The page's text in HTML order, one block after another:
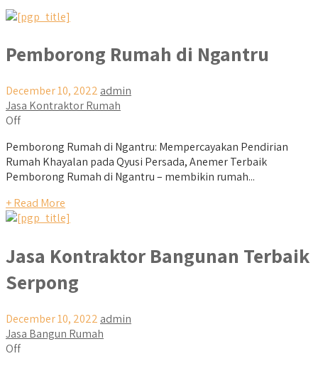
Pemborong Rumah di Ngantru
December 10, 2022 admin
Jasa Kontraktor Rumah
Off
Pemborong Rumah di Ngantru: Mempercayakan Pendirian
Rumah Khayalan pada Qyusi Persada, Anemer Terbaik
Pemborong Rumah di Ngantru – membikin rumah...
+ Read More
Jasa Kontraktor Bangunan Terbaik
Serpong
December 10, 2022 admin
Jasa Bangun Rumah
Off